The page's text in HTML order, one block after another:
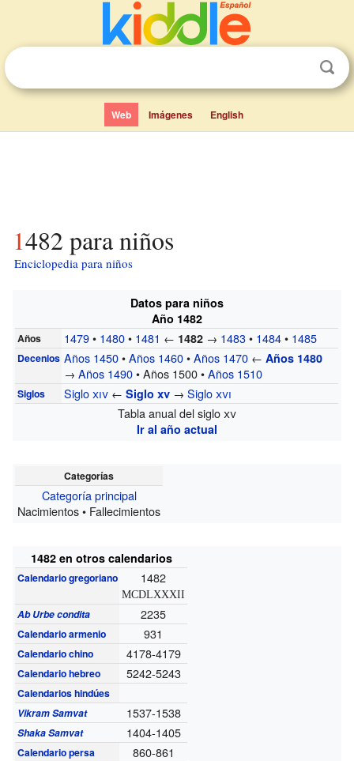
Web Imágenes English
1482 para niños
Enciclopedia para niños
Datos para niños
Año 1482
Años 1479• 1480• 1481 ← 1482 → 1483• 1484• 1485
Decenios Años 1450•Años 1460•Años 1470 ←Años 1480
→Años 1490• Años 1500 •Años 1510
Siglos Sigloxiv ←Sigloxv →Sigloxvi
Tabla anual del sigloxv
Ir al año actual
Categorías
Categoría principal
Nacimientos • Fallecimientos
1482 en otros calendarios
Calendario gregoriano 1482
MCDLXXXII
Ab Urbe condita 2235
Calendario armenio 931
Calendario chino 4178-4179
Calendario hebreo 5242-5243
Calendarios hindúes
Vikram Samvat
1537-1538
Shaka Samvat 1404-1405
Calendario persa 860-861